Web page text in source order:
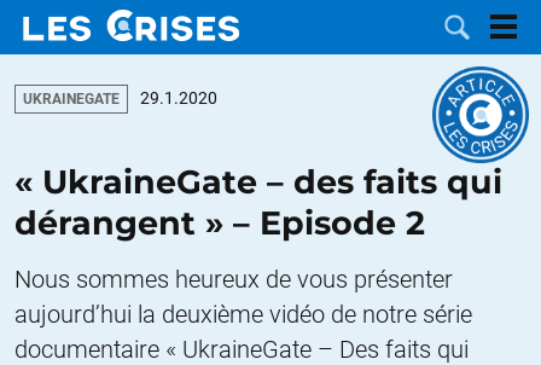
LES
DOSSIERS
CATÉGORIES
MOTS CLÉS
UKRAINEGATE 29.1.2020
« UkraineGate – des faits qui
dérangent » – Episode 2
Nous sommes heureux de vous présenter
aujourd’hui la deuxième vidéo de notre série
documentaire « UkraineGate – Des faits qui